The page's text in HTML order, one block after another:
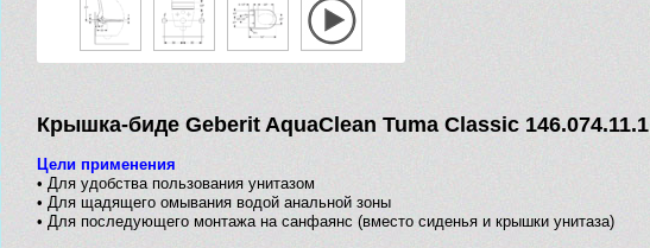
Крышка-биде Geberit AquaClean Tuma Classic 146.074.11.1
Цели применения
• Для удобства пользования унитазом
• Для щадящего омывания водой анальной зоны
• Для последующего монтажа на санфаянс (вместо сиденья и крышки унитаза)